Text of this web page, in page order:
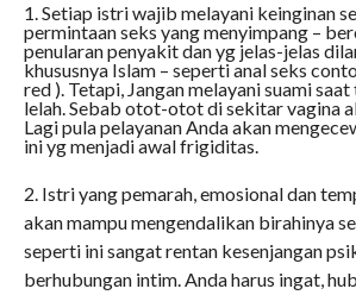
1. Setiap istri wajib melayani keinginan
permintaan seks yang menyimpang –
penularan penyakit dan yg jelas-jelas
khususnya Islam – seperti anal seks
red ). Tetapi, Jangan melayani suami
lelah. Sebab otot-otot di sekitar vagina
Lagi pula pelayanan Anda akan
ini yg menjadi awal frigiditas.
2. Istri yang pemarah, emosional dan
akan mampu mengendalikan birahinya
seperti ini sangat rentan kesenjangan
berhubungan intim. Anda harus ingat,